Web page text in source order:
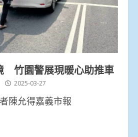
竹園警展現暖心助推車
2025-03-27
陳允得嘉義市報